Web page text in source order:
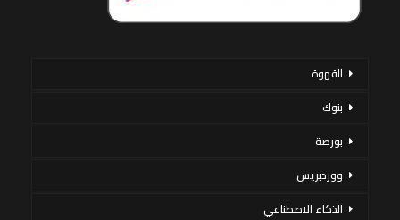
القهوة
بنوك
بورصة
ووردبريس
الذكاء الاصطناعي